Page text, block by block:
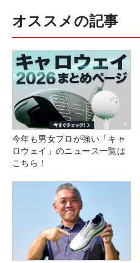
オススメの記事
今年も男女プロが強い「キャ
ロウェイ」のニュース一覧は
こちら！